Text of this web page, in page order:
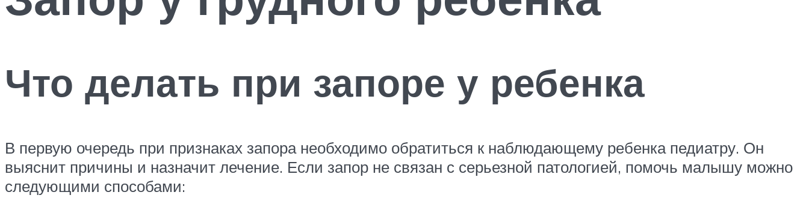
Что делать при запоре у ребенка
В первую очередь при признаках запора необходимо обратиться к наблюдающему ребенка педиатру. Он
выяснит причины и назначит лечение. Если запор не связан с серьезной патологией, помочь малышу можно
следующими способами: